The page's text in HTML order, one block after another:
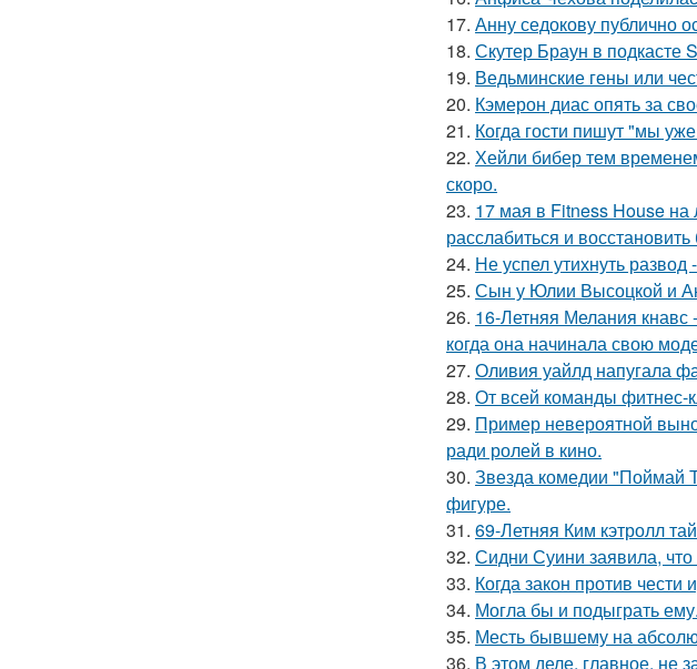
17. Анну седокову публично
18. Скутер Браун в подкасте
19. Ведьминские гены или
20. Кэмерон диас опять за
21. Когда гости пишут "мы
22. Хейли бибер тем
скоро.
23. 17 мая в Fitness House на
расслабиться и восстановить
24. Не успел утихнуть
25. Сын у Юлии Высоцкой и
26. 16-Летняя Мелания
когда она начинала свою
27. Оливия уайлд напугала
28. От всей команды
29. Пример невероятной
ради ролей в кино.
30. Звезда комедии "Поймай
фигуре.
31. 69-Летняя Ким кэтролл
32. Сидни Суини заявила,
33. Когда закон против чести
34. Могла бы и подыграть ему.
35. Месть бывшему на
36. В этом деле, главное, не